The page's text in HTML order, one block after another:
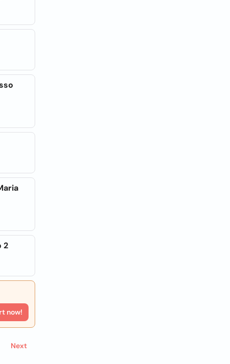
2
now!
Next